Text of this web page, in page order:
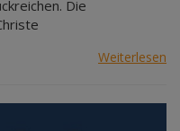
Die
Weiterlesen